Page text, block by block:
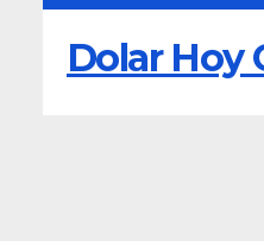
Dolar Hoy